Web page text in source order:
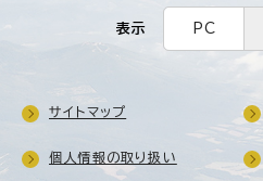
表示 PC
サイトマップ
個人情報の取り扱い